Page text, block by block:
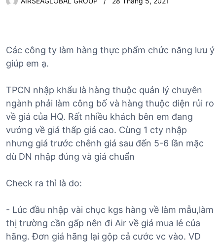
Các công ty làm hàng thực phẩm chức năng lưu ý
giúp em ạ.
TPCN nhập khẩu là hàng thuộc quản lý chuyên
ngành phải làm công bố và hàng thuộc diện rủi ro
về giá của HQ. Rất nhiều khách bên em đang
vướng về giá thấp giá cao. Cùng 1 cty nhập
nhưng giá trước chênh giá sau đến 5-6 lần mặc
dù DN nhập đúng và giá chuẩn
Check ra thì là do:
- Lúc đầu nhập vài chục kgs hàng về làm mẫu,làm
thị trường cần gấp nên đi Air về giá mua lẻ của
hãng. Đơn giá hãng lại gộp cả cước vc vào. VD